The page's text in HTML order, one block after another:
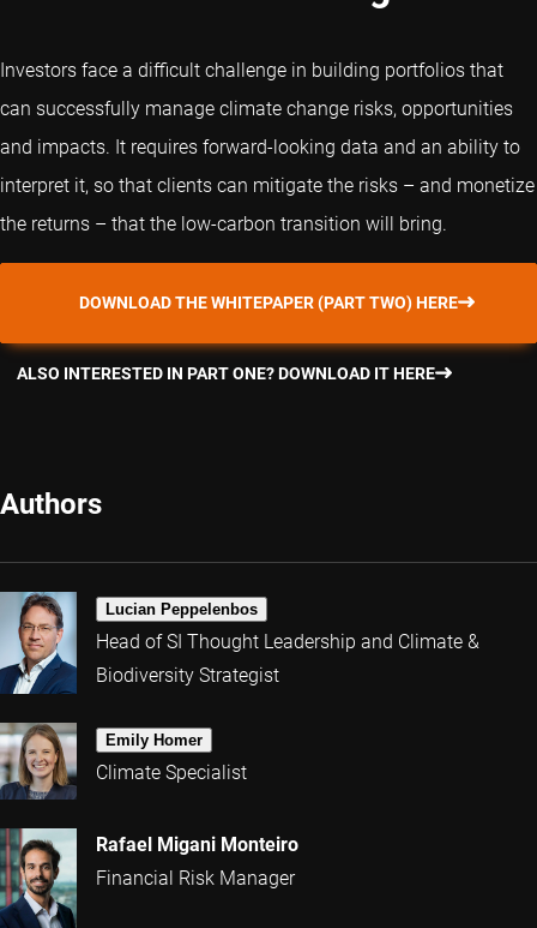
Investors face a difficult challenge in building portfolios that
can successfully manage climate change risks, opportunities
and impacts. It requires forward-looking data and an ability to
interpret it, so that clients can mitigate the risks – and monetize
the returns – that the low-carbon transition will bring.
DOWNLOAD THE WHITEPAPER (PART TWO) HERE
ALSO INTERESTED IN PART ONE? DOWNLOAD IT HERE
Authors
Lucian Peppelenbos
Head of SI Thought Leadership and Climate &
Biodiversity Strategist
Emily Homer
Climate Specialist
Rafael Migani Monteiro
Financial Risk Manager